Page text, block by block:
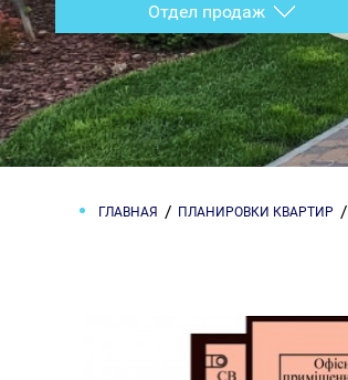
Отдел продаж
ГЛАВНАЯ ПЛАНИРОВКИ КВАРТИР